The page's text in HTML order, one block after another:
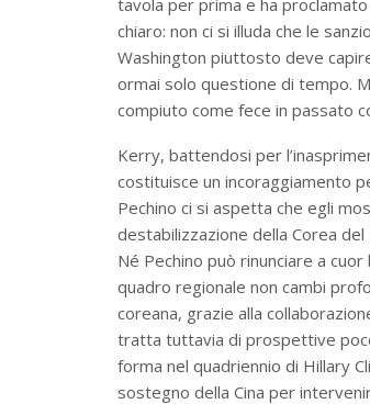
chiaro: non ci si illuda che le
Washington piuttosto deve
ormai solo questione di tempo.
compiuto come fece in passato
Kerry, battendosi per
costituisce un incoraggiamento
Pechino ci si aspetta che egli
destabilizzazione della Corea
Né Pechino può rinunciare a
quadro regionale non cambi
coreana, grazie alla
tratta tuttavia di prospettive
forma nel quadriennio di Hillary
sostegno della Cina per